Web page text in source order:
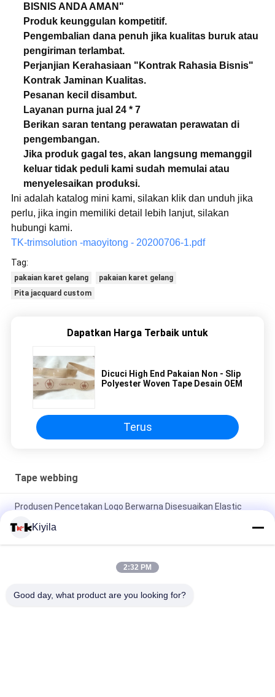
BISNIS ANDA AMAN"
Produk keunggulan kompetitif.
Pengembalian dana penuh jika kualitas buruk atau
pengiriman terlambat.
Perjanjian Kerahasiaan "Kontrak Rahasia Bisnis"
Kontrak Jaminan Kualitas.
Pesanan kecil disambut.
Layanan purna jual 24 * 7
Berikan saran tentang perawatan perawatan di
pengembangan.
Jika produk gagal tes, akan langsung memanggil
keluar tidak peduli kami sudah memulai atau
menyelesaikan produksi.
Ini adalah katalog mini kami, silakan klik dan unduh jika
perlu, jika ingin memiliki detail lebih lanjut, silakan
hubungi kami.
TK-trimsolution -maoyitong - 20200706-1.pdf
Tag:
pakaian karet gelang
pakaian karet gelang
Pita jacquard custom
Dapatkan Harga Terbaik untuk
Dicuci High End Pakaian Non - Slip
Polyester Woven Tape Desain OEM
Terus
Tape webbing
Produsen Pencetakan Logo Berwarna Disesuaikan Elastic
Kustom Yoga Gym Jacquard Elastis Band Cetak Layar Silikon
2cm 3cm Disesuaikan
Kiyila
2:32 PM
Good day, what product are you looking for?